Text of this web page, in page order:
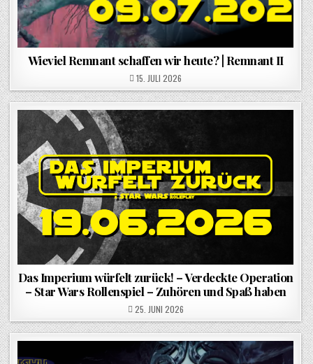
Wieviel Remnant schaffen wir heute? | Remnant II
POSTED ON
15. JULI 2026
Das Imperium würfelt zurück! – Verdeckte Operation
– Star Wars Rollenspiel – Zuhören und Spaß haben
POSTED ON
25. JUNI 2026